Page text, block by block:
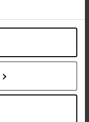
être